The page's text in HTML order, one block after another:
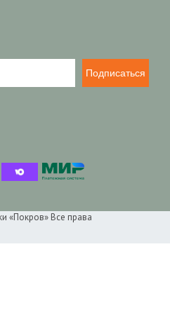
Подписаться
«Покров» Все права